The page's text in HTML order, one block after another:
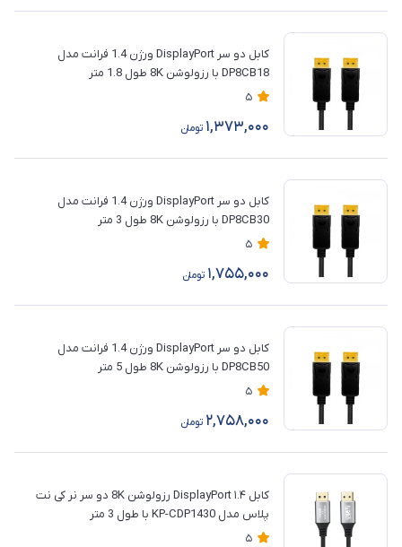
کابل دو سر DisplayPort ورژن 1.4 فرانت مدل
DP8CB18 با رزولوشن 8K طول 1.8 متر
5
1,373,000 تومان
کابل دو سر DisplayPort ورژن 1.4 فرانت مدل
DP8CB30 با رزولوشن 8K طول 3 متر
5
1,755,000 تومان
کابل دو سر DisplayPort ورژن 1.4 فرانت مدل
DP8CB50 با رزولوشن 8K طول 5 متر
5
2,758,000 تومان
کابل ۱.۴ DisplayPort رزولوشن 8K دو سر نر کی نت
پلاس مدل KP-CDP1430 با طول 3 متر
5